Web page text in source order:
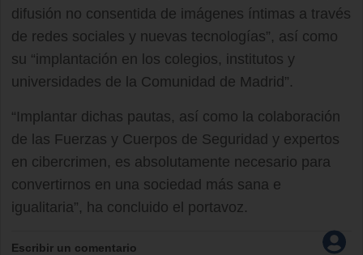
difusión no consentida de imágenes íntimas a través
de redes sociales y nuevas tecnologías”, así como
su “implantación en los colegios, institutos y
universidades de la Comunidad de Madrid”.
“Implantar dichas pautas, así como la colaboración
de las Fuerzas y Cuerpos de Seguridad y expertos
en cibercrimen, es absolutamente necesario para
convertirnos en una sociedad más sana e
igualitaria”, ha concluido el portavoz.
Escribir un comentario